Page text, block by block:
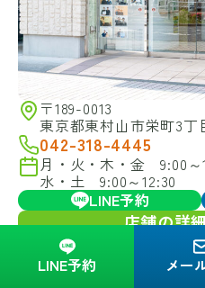
LINE予約 メー
〒189-0013
東京都東村山市栄町3丁
042-318-4445
月・火・木・金 9:00
水・土 9:00～12:30
LINE予約
店舗の詳
昭島ク